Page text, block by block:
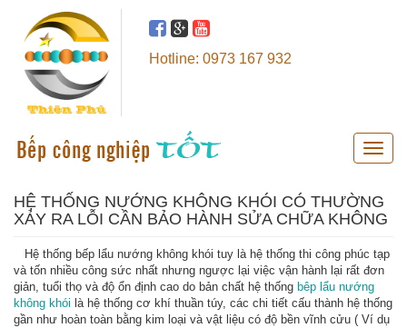
Hotline: 0973 167 932
Toggle
HỆ THỐNG NƯỚNG KHÔNG KHÓI CÓ THƯỜNG
XẢY RA LỖI CẦN BẢO HÀNH SỬA CHỮA KHÔNG
Hệ thống bếp lẩu nướng không khói tuy là hệ thống thi công phúc tạp
và tốn nhiều công sức nhất nhưng ngược lại việc vận hành lại rất đơn
giản, tuổi thọ và độ ổn định cao do bản chất hệ thống bêp lẩu nướng
không khói là hệ thống cơ khí thuần túy, các chi tiết cấu thành hệ thống
gần như hoàn toàn bằng kim loại và vật liệu có độ bền vĩnh cửu ( Ví dụ